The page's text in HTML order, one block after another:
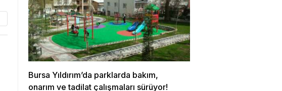
Bursa Yıldırım’da parklarda bakım,
onarım ve tadilat çalışmaları sürüyor!